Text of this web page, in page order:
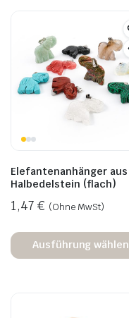
Elefantenanhänger aus
Halbedelstein (flach)
1,47 € (Ohne MwSt)
Ausführung wählen